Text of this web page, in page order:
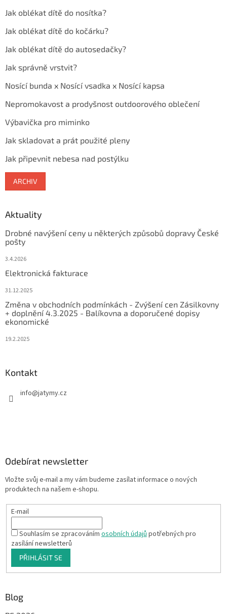
Jak oblékat dítě do nosítka?
Jak oblékat dítě do kočárku?
Jak oblékat dítě do autosedačky?
Jak správně vrstvit?
Nosící bunda x Nosící vsadka x Nosící kapsa
Nepromokavost a prodyšnost outdoorového oblečení
Výbavička pro miminko
Jak skladovat a prát použité pleny
Jak připevnit nebesa nad postýlku
ARCHIV
Aktuality
Drobné navýšení ceny u některých způsobů dopravy České
pošty
3.4.2026
Elektronická fakturace
31.12.2025
Změna v obchodních podmínkách - Zvýšení cen Zásilkovny
+ doplnění 4.3.2025 - Balíkovna a doporučené dopisy
ekonomické
19.2.2025
Kontakt
info@jatymy.cz
Odebírat newsletter
Vložte svůj e-mail a my vám budeme zasílat informace o nových
produktech na našem e-shopu.
E-mail
Souhlasím se zpracovánímosobních údajůpotřebných pro
zasílání newsletterů
PŘIHLÁSIT SE
Blog